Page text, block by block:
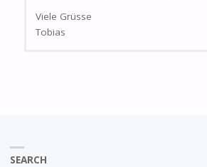
Viele Grüsse
Tobias
SEARCH